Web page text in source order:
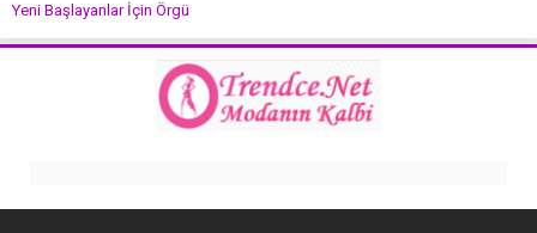
Yeni Başlayanlar İçin Örgü